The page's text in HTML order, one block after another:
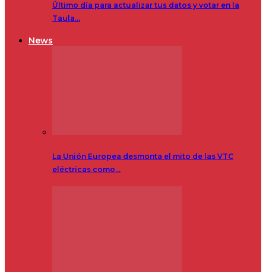
Último día para actualizar tus datos y votar en la
Taula…
News
La Unión Europea desmonta el mito de las VTC
eléctricas como…